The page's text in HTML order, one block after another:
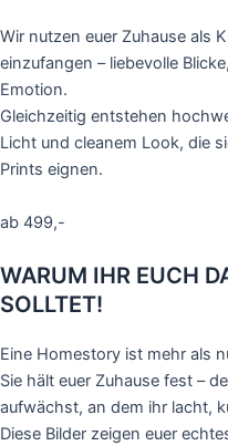
Wir nutzen euer Zuhause als
einzufangen – liebevolle
Emotion.
Gleichzeitig entstehen
Licht und cleanem Look, die
Prints eignen.
ab 499,-
WARUM IHR EUCH
SOLLTET!
Eine Homestory ist mehr als
Sie hält euer Zuhause fest –
aufwächst, an dem ihr lacht,
Diese Bilder zeigen euer